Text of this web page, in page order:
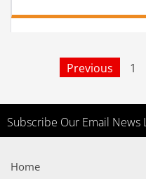
Previous 1
Subscribe Our Email News
Home